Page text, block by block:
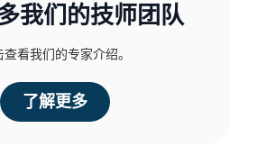
我们的技师团队
查看我们的专家介绍。
了解更多